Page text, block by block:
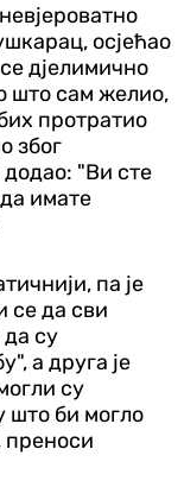
осјећао
дјелимично
што сам желио,
протратио
због
додао: "Ви сте
имате
па је
се да сви
су
а друга је
су
што би могло
преноси